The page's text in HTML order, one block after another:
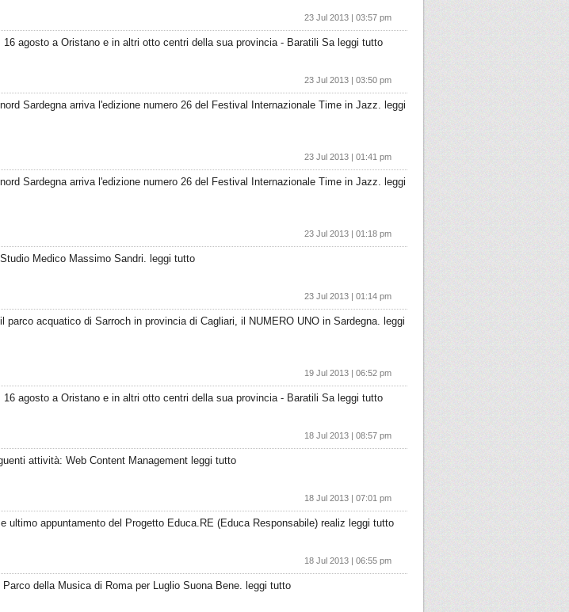
23 Jul 2013 | 03:57 pm
agosto a Oristano e in altri otto centri della sua provincia - Baratili Sa leggi tutto
23 Jul 2013 | 03:50 pm
Sardegna arriva l'edizione numero 26 del Festival Internazionale Time in Jazz. leggi
23 Jul 2013 | 01:41 pm
Sardegna arriva l'edizione numero 26 del Festival Internazionale Time in Jazz. leggi
23 Jul 2013 | 01:18 pm
Medico Massimo Sandri. leggi tutto
23 Jul 2013 | 01:14 pm
acquatico di Sarroch in provincia di Cagliari, il NUMERO UNO in Sardegna. leggi
19 Jul 2013 | 06:52 pm
agosto a Oristano e in altri otto centri della sua provincia - Baratili Sa leggi tutto
18 Jul 2013 | 08:57 pm
attività: Web Content Management leggi tutto
18 Jul 2013 | 07:01 pm
appuntamento del Progetto Educa.RE (Educa Responsabile) realiz leggi tutto
18 Jul 2013 | 06:55 pm
della Musica di Roma per Luglio Suona Bene. leggi tutto